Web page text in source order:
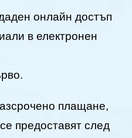
онлайн достъп
в електронен
плащане,
предоставят след